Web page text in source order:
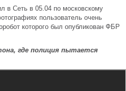
в Сеть в 05.04 по московскому
пользователь очень
которого был опубликован ФБР
где полиция пытается